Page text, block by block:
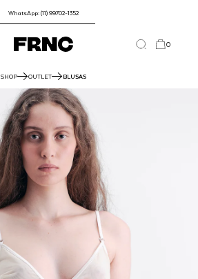
WhatsApp: (11) 99702-1352
0
SHOP OUTLET BLUSAS